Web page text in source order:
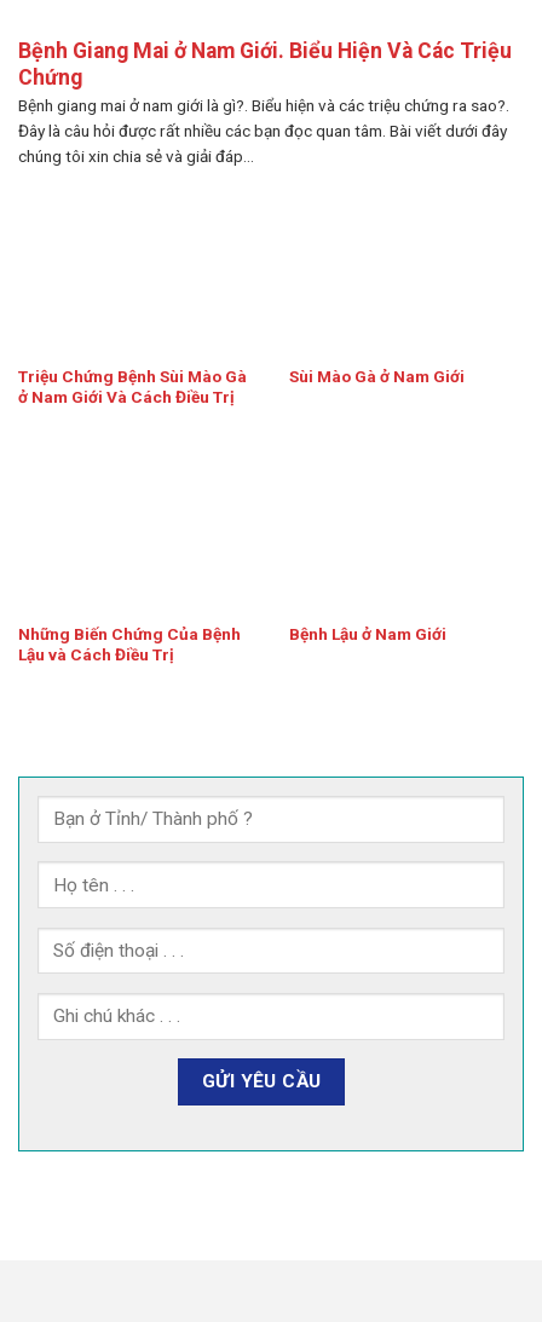
Bệnh Giang Mai ở Nam Giới. Biểu Hiện Và Các Triệu
Chứng
Bệnh giang mai ở nam giới là gì?. Biểu hiện và các triệu chứng ra sao?.
Đây là câu hỏi được rất nhiều các bạn đọc quan tâm. Bài viết dưới đây
chúng tôi xin chia sẻ và giải đáp...
Triệu Chứng Bệnh Sùi Mào Gà
ở Nam Giới Và Cách Điều Trị
Sùi Mào Gà ở Nam Giới
Những Biến Chứng Của Bệnh
Lậu và Cách Điều Trị
Bệnh Lậu ở Nam Giới